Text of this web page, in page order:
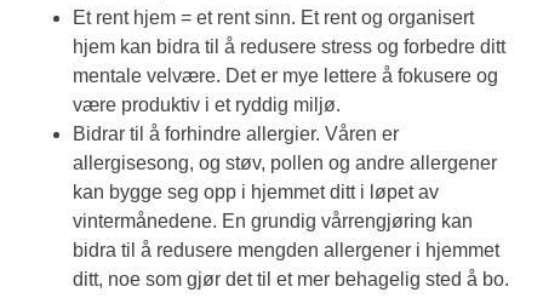
Et rent hjem = et rent sinn. Et rent og organisert
hjem kan bidra til å redusere stress og forbedre ditt
mentale velvære. Det er mye lettere å fokusere og
være produktiv i et ryddig miljø.
Bidrar til å forhindre allergier. Våren er
allergisesong, og støv, pollen og andre allergener
kan bygge seg opp i hjemmet ditt i løpet av
vintermånedene. En grundig vårrengjøring kan
bidra til å redusere mengden allergener i hjemmet
ditt, noe som gjør det til et mer behagelig sted å bo.